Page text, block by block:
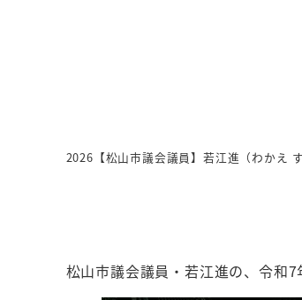
2026【松山市議会議員】若江進（わかえ
松山市議会議員・若江進の、令和